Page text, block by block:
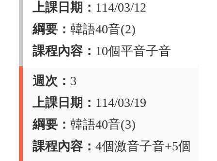
上課日期： 114/03/12
綱要： 韓語40音(2)
課程內容： 10個平音子音
週次： 3
上課日期： 114/03/19
綱要： 韓語40音(3)
課程內容： 4個激音子音+5個